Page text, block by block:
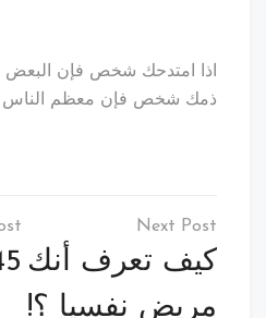
اذا امتدحك شخص فإن البعض
ذمك شخص فإن معظم الناس
تصفّح
المقالات
كيف تعرف أنك
مريض نفسيا ؟!